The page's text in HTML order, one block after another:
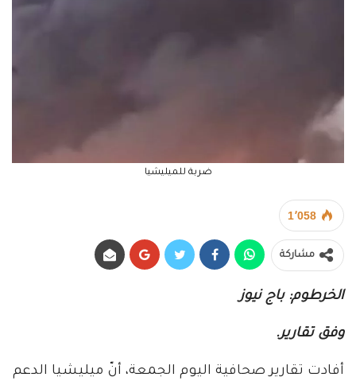
ضربة للميليشيا
1٬058
مشاركة
الخرطوم: باج نيوز
وفق تقارير.
أفادت تقارير صحافية اليوم الجمعة، أنّ ميليشيا الدعم